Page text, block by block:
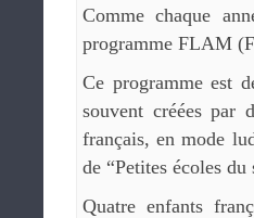
Comme chaque
programme FLAM
Ce programme est
souvent créées par
français, en mode
de “Petites écoles du
Quatre enfants